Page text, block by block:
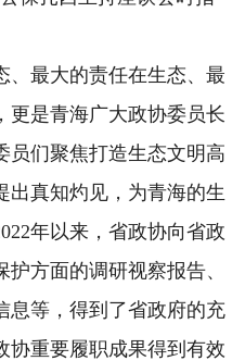
最大的责任在生态、最
更是青海广大政协委员长
员们聚焦打造生态文明高
出真知灼见，为青海的生
年以来，省政协向省政
方面的调研视察报告、
息等，得到了省政府的充
协重要履职成果得到有效